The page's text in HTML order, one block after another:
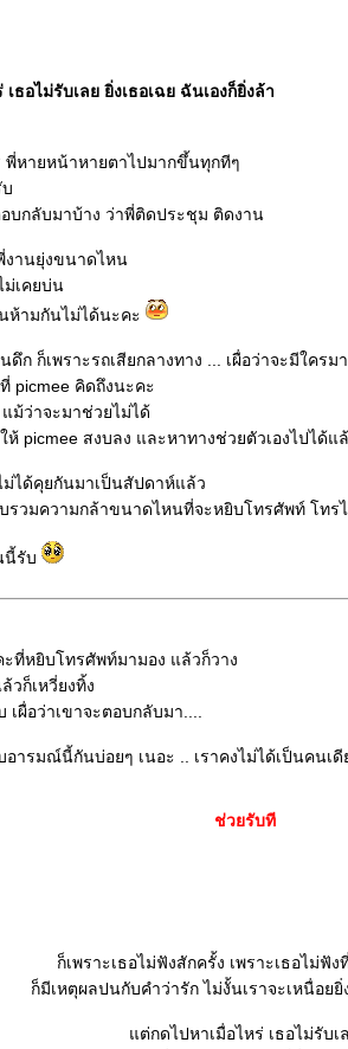
ธอไม่รับเลย ยิ่งเธอเฉย ฉันเองก็ยิ่งล้า
พี่หายหน้าหายตาไปมากขึ้นทุกทีๆ
อบกลับมาบ้าง ว่าพี่ติดประชุม ติดงาน
งานยุ่งขนาดไหน
ม่เคยบ่น
ห้ามกันไม่ได้นะคะ
ก ก็เพราะรถเสียกลางทาง ... เผื่อว่าจะมีใครม
picmee คิดถึงนะคะ
ม้ว่าจะมาช่วยไม่ได้
picmee สงบลง และหาทางช่วยตัวเองไปได้แ
ได้คุยกันมาเป็นสัปดาห์แล้ว
รวมความกล้าขนาดไหนที่จะหยิบโทรศัพท์ โทร
รับ
ะที่หยิบโทรศัพท์มามอง แล้วก็วาง
วก็เหวี่ยงทิ้ง
เผื่อว่าเขาจะตอบกลับมา....
อารมณ์นี้กันบ่อยๆ เนอะ .. เราคงไม่ได้เป็นคนเดี
ช่วยรับที
ก็เพราะเธอไม่ฟังสักครั้ง เพราะเธอไม่ฟั
ก็มีเหตุผลปนกับคำว่ารัก ไม่งั้นเราจะเหนื่อย
ต่กดไปหาเมื่อไหร่ เธอไม่รับ